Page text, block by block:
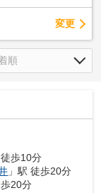
変更
徒歩10分
」駅 徒歩20分
歩20分